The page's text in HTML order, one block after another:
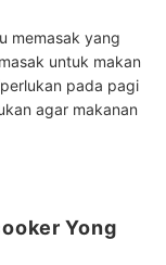
memasak yang
untuk makan
pada pagi
agar makanan
Yong